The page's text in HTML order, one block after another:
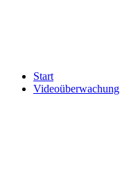
Start
Videoüberwachung